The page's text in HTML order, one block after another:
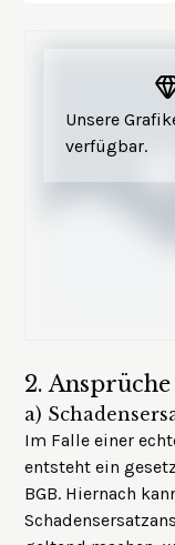
Unsere
verfügbar.
2.
a)
Im Falle einer
entsteht ein
BGB. Hiernach